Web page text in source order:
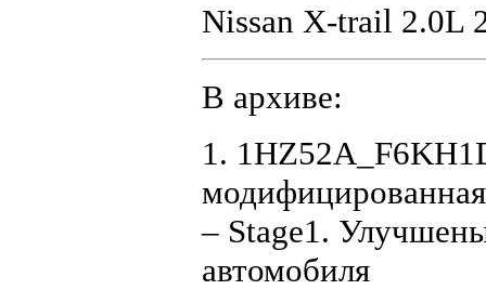
Nissan X-trail 2.0L
В архиве:
1.
– Stage1.
автомобиля